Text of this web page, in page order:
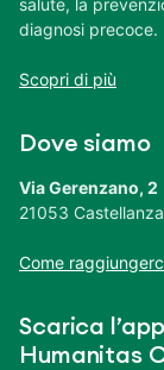
salute, la
diagnosi precoce.
Scopri di più
Dove siamo
Via Gerenzano, 2
21053
Come
Scarica l’app
Humanitas